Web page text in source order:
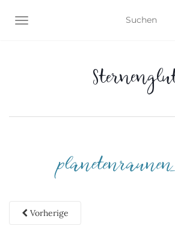
NAVIGATION UMSCHALTEN
Vorherige